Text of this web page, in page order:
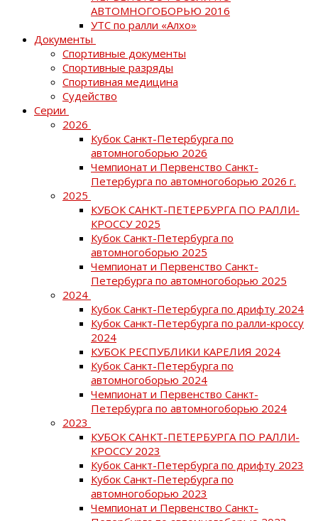
АВТОМНОГОБОРЬЮ 2016
УТС по ралли «Алхо»
Документы
Спортивные документы
Спортивные разряды
Спортивная медицина
Судейство
Серии
2026
Кубок Санкт-Петербурга по
автомногоборью 2026
Чемпионат и Первенство Санкт-
Петербурга по автомногоборью 2026 г.
2025
КУБОК САНКТ-ПЕТЕРБУРГА ПО РАЛЛИ-
КРОССУ 2025
Кубок Санкт-Петербурга по
автомногоборью 2025
Чемпионат и Первенство Санкт-
Петербурга по автомногоборью 2025
2024
Кубок Санкт-Петербурга по дрифту 2024
Кубок Санкт-Петербурга по ралли-кроссу
2024
КУБОК РЕСПУБЛИКИ КАРЕЛИЯ 2024
Кубок Санкт-Петербурга по
автомногоборью 2024
Чемпионат и Первенство Санкт-
Петербурга по автомногоборью 2024
2023
КУБОК САНКТ-ПЕТЕРБУРГА ПО РАЛЛИ-
КРОССУ 2023
Кубок Санкт-Петербурга по дрифту 2023
Кубок Санкт-Петербурга по
автомногоборью 2023
Чемпионат и Первенство Санкт-